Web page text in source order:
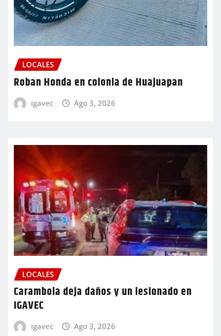
LOCALES
Roban Honda en colonia de Huajuapan
igavec Ago 3, 2026
LOCALES
Carambola deja daños y un lesionado en
IGAVEC
igavec Ago 3, 2026